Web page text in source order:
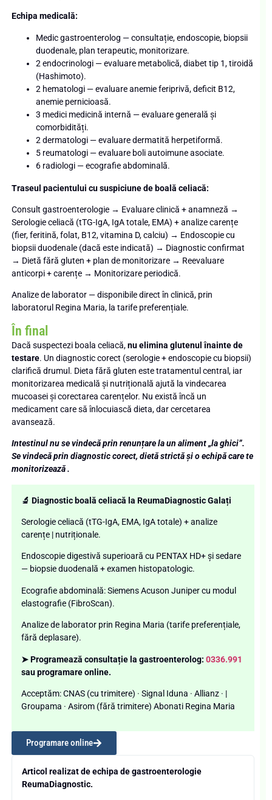
Echipa medicală:
Medic gastroenterolog — consultație, endoscopie, biopsii
duodenale, plan terapeutic, monitorizare.
2 endocrinologi — evaluare metabolică, diabet tip 1, tiroidă
(Hashimoto).
2 hematologi — evaluare anemie feriprivă, deficit B12,
anemie pernicioasă.
3 medici medicină internă — evaluare generală și
comorbidități.
2 dermatologi — evaluare dermatită herpetiformă.
5 reumatologi — evaluare boli autoimune asociate.
6 radiologi — ecografie abdominală.
Traseul pacientului cu suspiciune de boală celiacă:
Consult gastroenterologie → Evaluare clinică + anamneză →
Serologie celiacă (tTG-IgA, IgA totale, EMA) + analize carențe
(fier, feritină, folat, B12, vitamina D, calciu) → Endoscopie cu
biopsii duodenale (dacă este indicată) → Diagnostic confirmat
→ Dietă fără gluten + plan de monitorizare → Reevaluare
anticorpi + carențe → Monitorizare periodică.
Analize de laborator — disponibile direct în clinică, prin
laboratorul Regina Maria, la tarife preferențiale.
În final
Dacă suspectezi boala celiacă,nu elimina glutenul înainte de
testare. Un diagnostic corect (serologie + endoscopie cu biopsii)
clarifică drumul. Dieta fără gluten este tratamentul central, iar
monitorizarea medicală și nutrițională ajută la vindecarea
mucoasei și corectarea carențelor. Nu există încă un
medicament care să înlocuiască dieta, dar cercetarea
avansează.
Intestinul nu se vindecă prin renunțare la un aliment „la ghici”.
Se vindecă prin diagnostic corect, dietă strictă și o echipă care te
monitorizează .
🔬 Diagnostic boală celiacă la ReumaDiagnostic Galați
Serologie celiacă (tTG-IgA, EMA, IgA totale) + analize
carențe | nutriționale.
Endoscopie digestivă superioară cu PENTAX HD+ și sedare
— biopsie duodenală + examen histopatologic.
Ecografie abdominală: Siemens Acuson Juniper cu modul
elastografie (FibroScan).
Analize de laborator prin Regina Maria (tarife preferențiale,
fără deplasare).
➤ Programează consultație la gastroenterolog: 0336.991
sau programare online.
Acceptăm: CNAS (cu trimitere) · Signal Iduna · Allianz · |
Groupama · Asirom (fără trimitere) Abonati Regina Maria
Programare online
Articol realizat de echipa de gastroenterologie
ReumaDiagnostic.